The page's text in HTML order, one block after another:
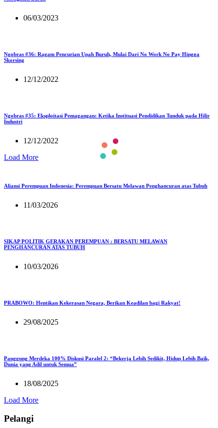
06/03/2023
Ngobras #36: Ragam Pencurian Upah Buruh, Mulai Dari No Work No Pay Hingga
Skorsing
12/12/2022
Ngobras #35: Eksploitasi Pemagangan: Ketika Instituasi Pendidikan Tunduk pada Hilir
Industri
12/12/2022
Load More
Aliansi Perempuan Indonesia: Perempuan Bersatu Melawan Penghancuran atas Tubuh
11/03/2026
SIKAP POLITIK GERAKAN PEREMPUAN : BERSATU MELAWAN
PENGHANCURAN ATAS TUBUH
10/03/2026
PRABOWO: Hentikan Kekerasan Negara, Berikan Keadilan bagi Rakyat!
29/08/2025
Panggung Merdeka 100% Diskusi Paralel 2: “Bekerja Lebih Sedikit, Hidup Lebih Baik,
Dunia yang Adil untuk Semua”
18/08/2025
Load More
Pelangi